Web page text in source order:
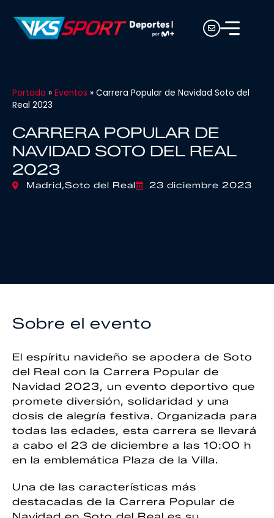
Portada » Eventos » Carrera Popular de Navidad Soto del
Real 2023
CARRERA POPULAR DE
NAVIDAD SOTO DEL REAL
2023
Madrid,Soto del Real 23 diciembre 2023
Sobre el evento
El espíritu navideño se apodera de Soto
del Real con la Carrera Popular de
Navidad 2023, un evento deportivo que
promete diversión, solidaridad y una
dosis de alegría festiva. Organizada para
todas las edades, esta carrera se llevará
a cabo el 23 de diciembre a las 10:00 h
en la emblemática Plaza de la Villa.
Una de las características más
destacadas de la Carrera Popular de